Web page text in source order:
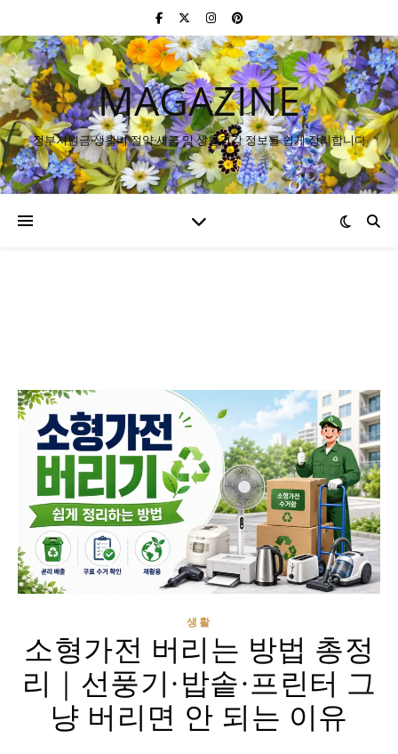
MAGAZINE
정부지원금·생활비 절약·세금 및 생활건강 정보를 쉽게 정리합니다
생활
소형가전 버리는 방법 총정
리｜선풍기·밥솥·프린터 그
냥 버리면 안 되는 이유